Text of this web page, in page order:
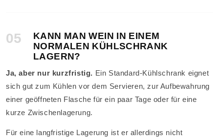
05
KANN MAN WEIN IN EINEM
NORMALEN KÜHLSCHRANK
LAGERN?
Ja, aber nur kurzfristig. Ein Standard-Kühlschrank eignet
sich gut zum Kühlen vor dem Servieren, zur Aufbewahrung
einer geöffneten Flasche für ein paar Tage oder für eine
kurze Zwischenlagerung.
Für eine langfristige Lagerung ist er allerdings nicht